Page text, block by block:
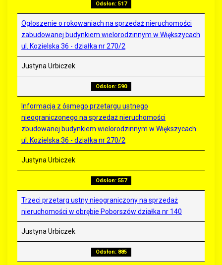
Odsłon: 517
Ogłoszenie o rokowaniach na sprzedaż nieruchomości
zabudowanej budynkiem wielorodzinnym w Większycach
ul. Kozielska 36 - działka nr 270/2
Justyna Urbiczek
Odsłon: 590
Informacja z ósmego przetargu ustnego
nieograniczonego na sprzedaż nieruchomości
zbudowanej budynkiem wielorodzinnym w Większycach
ul. Kozielska 36 - działka nr 270/2
Justyna Urbiczek
Odsłon: 557
Trzeci przetarg ustny nieograniczony na sprzedaż
nieruchomości w obrębie Poborszów działka nr 140
Justyna Urbiczek
Odsłon: 885